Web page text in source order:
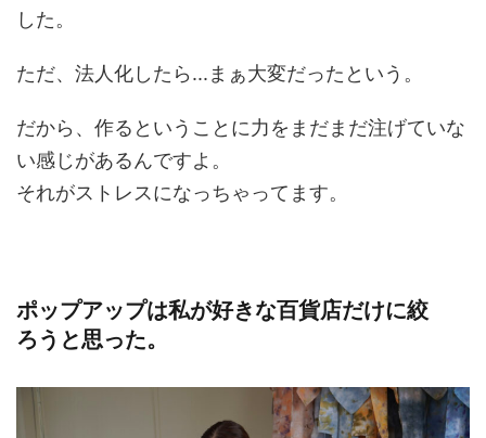
した。
ただ、法人化したら...まぁ大変だったという。
だから、作るということに力をまだまだ注げていな
い感じがあるんですよ。
それがストレスになっちゃってます。
ポップアップは私が好きな百貨店だけに絞
ろうと思った。